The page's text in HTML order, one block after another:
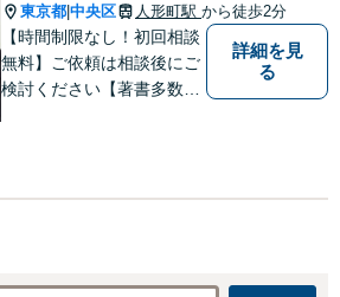
東京都 中央区 人形町駅 から徒歩2分
【時間制限なし！初回相談
無料】ご依頼は相談後にご
検討ください【著書多数】
詳細を見
る